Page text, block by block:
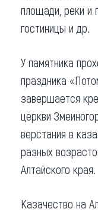
площади, реки и
гостиницы и др.
У памятника
праздника
завершается
церкви
верстания в
разных
Алтайского края.
Казачество на